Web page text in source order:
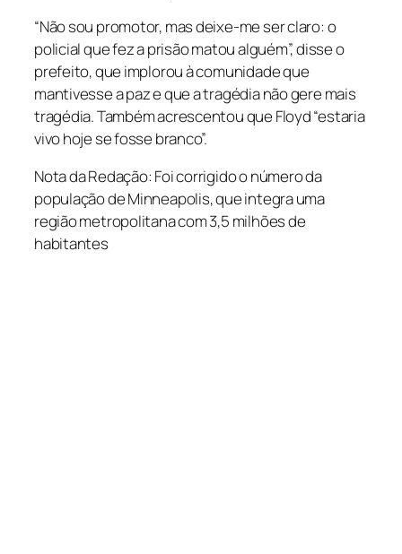
“Não sou promotor, mas deixe-me ser claro: o
policial que fez a prisão matou alguém”, disse o
prefeito, que implorou à comunidade que
mantivesse a paz e que a tragédia não gere mais
tragédia. Também acrescentou que Floyd “estaria
vivo hoje se fosse branco”.
Nota da Redação: Foi corrigido o número da
população de Minneapolis, que integra uma
região metropolitana com 3,5 milhões de
habitantes